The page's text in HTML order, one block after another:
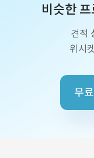
비슷한
견적
위시
무